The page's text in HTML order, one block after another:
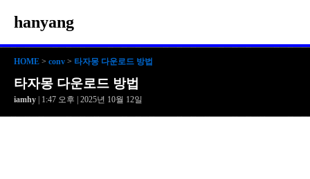
hanyang
HOME > conv > 타자몽 다운로드 방법
타자몽 다운로드 방법
iamhy | 1:47 오후 | 2025년 10월 12일